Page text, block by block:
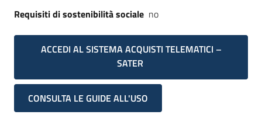
Requisiti di sostenibilità sociale no
ACCEDI AL SISTEMA ACQUISTI TELEMATICI –
SATER
CONSULTA LE GUIDE ALL'USO